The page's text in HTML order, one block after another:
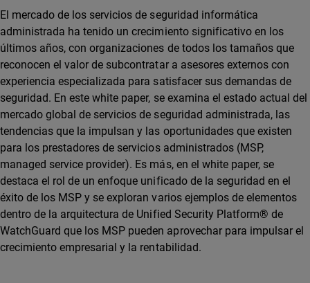
El mercado de los servicios de seguridad informática
administrada ha tenido un crecimiento significativo en los
últimos años, con organizaciones de todos los tamaños que
reconocen el valor de subcontratar a asesores externos con
experiencia especializada para satisfacer sus demandas de
seguridad. En este white paper, se examina el estado actual del
mercado global de servicios de seguridad administrada, las
tendencias que la impulsan y las oportunidades que existen
para los prestadores de servicios administrados (MSP,
managed service provider). Es más, en el white paper, se
destaca el rol de un enfoque unificado de la seguridad en el
éxito de los MSP y se exploran varios ejemplos de elementos
dentro de la arquitectura de Unified Security Platform® de
WatchGuard que los MSP pueden aprovechar para impulsar el
crecimiento empresarial y la rentabilidad.